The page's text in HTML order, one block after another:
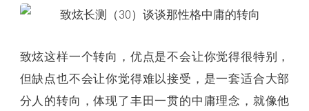
致炫这样一个转向，优点是不会让你觉得很特别，
但缺点也不会让你觉得难以接受，是一套适合大部
分人的转向，体现了丰田一贯的中庸理念，就像他